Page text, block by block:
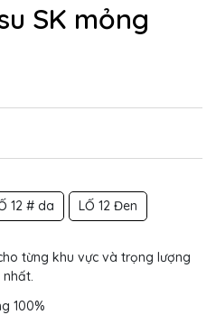
SK mỏng
12 # da LỐ 12 Đen
từng khu vực và trọng lượng
100%